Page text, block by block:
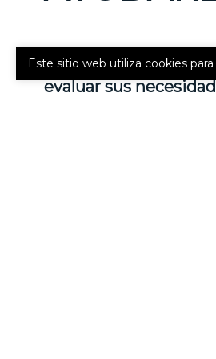
Nuestros expertos
evaluar sus
Este sitio web utiliza cookies